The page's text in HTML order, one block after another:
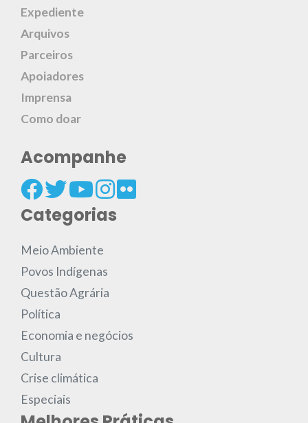
Expediente
Arquivos
Parceiros
Apoiadores
Imprensa
Como doar
Acompanhe
Categorias
Meio Ambiente
Povos Indígenas
Questão Agrária
Política
Economia e negócios
Cultura
Crise climática
Especiais